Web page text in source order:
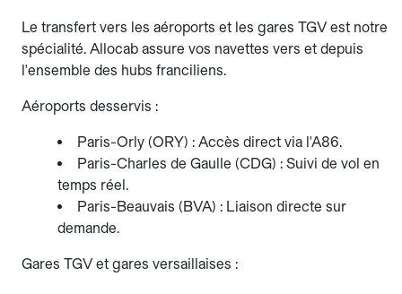
Le transfert vers les aéroports et les gares TGV est notre
spécialité. Allocab assure vos navettes vers et depuis
l'ensemble des hubs franciliens.
Aéroports desservis :
Paris-Orly (ORY) : Accès direct via l'A86.
Paris-Charles de Gaulle (CDG) : Suivi de vol en
temps réel.
Paris-Beauvais (BVA) : Liaison directe sur
demande.
Gares TGV et gares versaillaises :